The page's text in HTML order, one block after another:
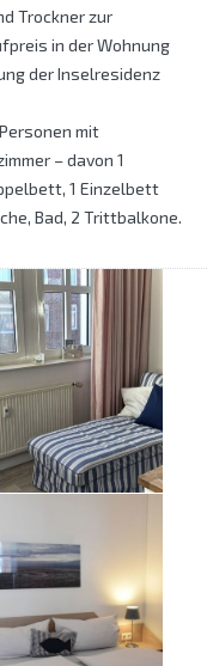
Trockner zur
in der Wohnung
der Inselresidenz
mit
– davon 1
1 Einzelbett
Bad, 2 Trittbalkone.